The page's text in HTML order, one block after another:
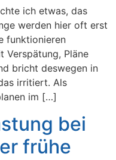
ich etwas, das
werden hier oft erst
funktionieren
Verspätung, Pläne
bricht deswegen in
irritiert. Als
im […]
bei
frühe